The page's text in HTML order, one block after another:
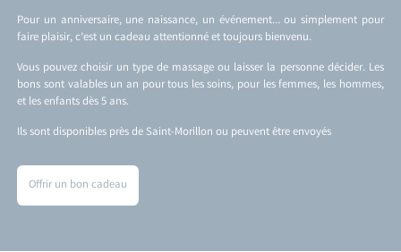
Pour un anniversaire, une naissance, un événement… ou simplement pour
faire plaisir, c’est un cadeau attentionné et toujours bienvenu.
Vous pouvez choisir un type de massage ou laisser la personne décider. Les
bons sont valables un an pour tous les soins, pour les femmes, les hommes,
et les enfants dès 5 ans.
Ils sont disponibles près de Saint-Morillon ou peuvent être envoyés
Offrir un bon cadeau